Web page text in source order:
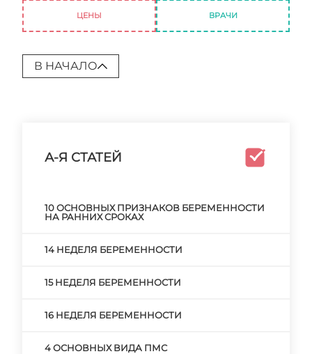
ЦЕНЫ ВРАЧИ
В НАЧАЛО
А-Я СТАТЕЙ
10 ОСНОВНЫХ ПРИЗНАКОВ БЕРЕМЕННОСТИ
НА РАННИХ СРОКАХ
14 НЕДЕЛЯ БЕРЕМЕННОСТИ
15 НЕДЕЛЯ БЕРЕМЕННОСТИ
16 НЕДЕЛЯ БЕРЕМЕННОСТИ
4 ОСНОВНЫХ ВИДА ПМС